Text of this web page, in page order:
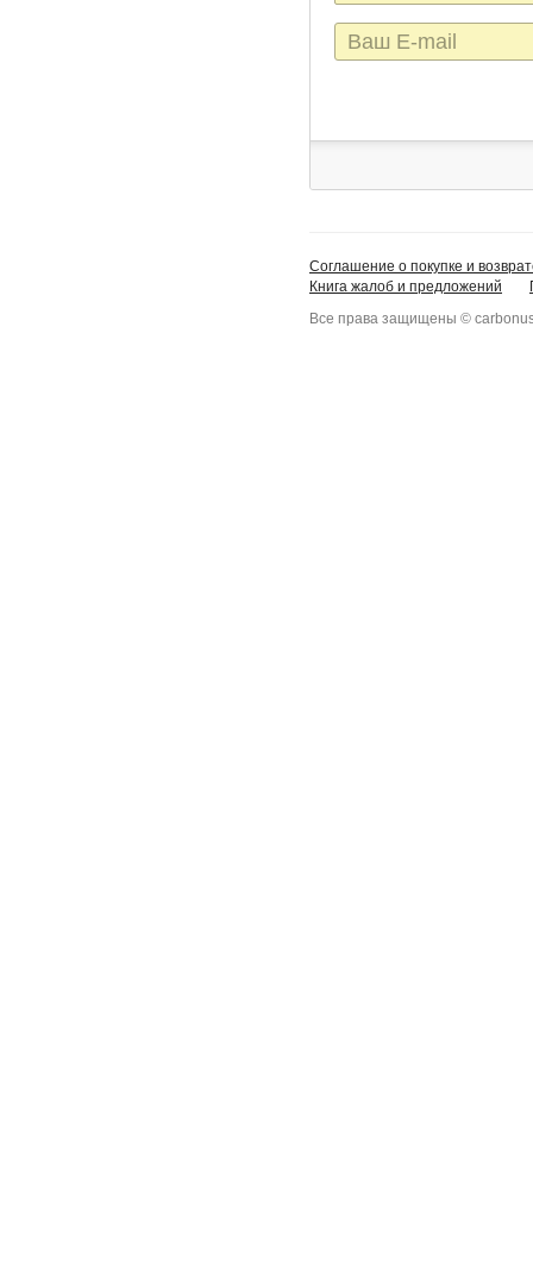
E-
mail
Соглашение о покупке и
Книга жалоб и предложений
Все права защищены ©